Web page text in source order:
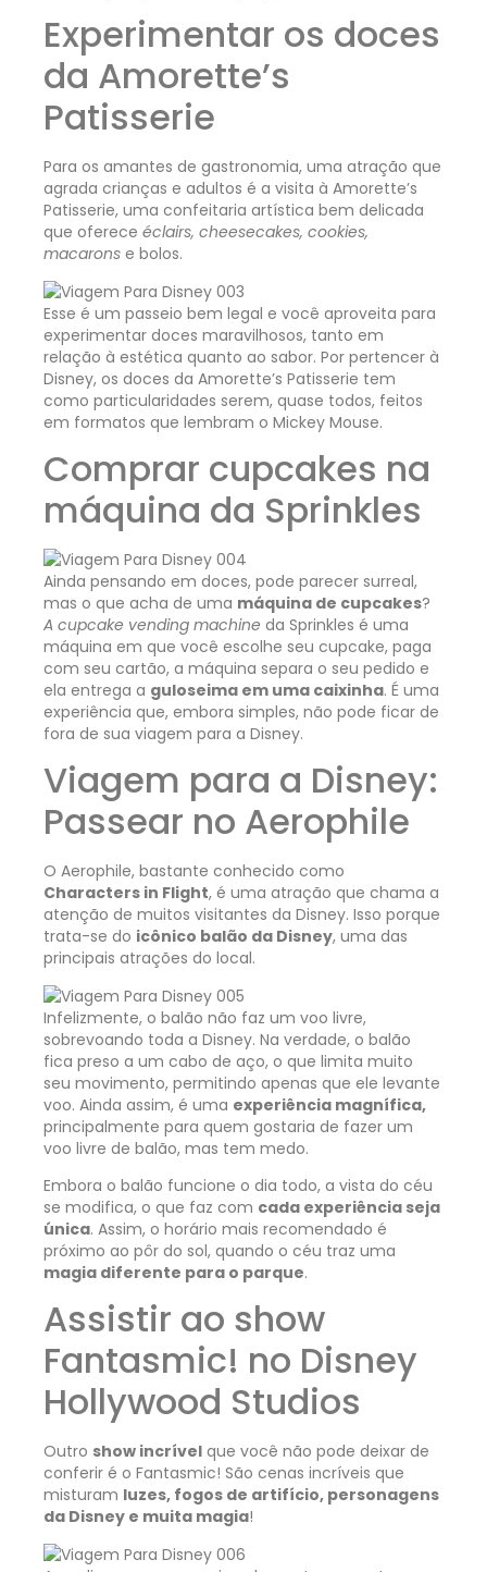
Experimentar os doces
da Amorette’s
Patisserie
Para os amantes de gastronomia, uma atração que
agrada crianças e adultos é a visita à Amorette’s
Patisserie, uma confeitaria artística bem delicada
que oferece éclairs, cheesecakes, cookies,
macarons e bolos.
Esse é um passeio bem legal e você aproveita para
experimentar doces maravilhosos, tanto em
relação à estética quanto ao sabor. Por pertencer à
Disney, os doces da Amorette’s Patisserie tem
como particularidades serem, quase todos, feitos
em formatos que lembram o Mickey Mouse.
Comprar cupcakes na
máquina da Sprinkles
Ainda pensando em doces, pode parecer surreal,
mas o que acha de uma máquina de cupcakes?
A cupcake vending machine da Sprinkles é uma
máquina em que você escolhe seu cupcake, paga
com seu cartão, a máquina separa o seu pedido e
ela entrega a guloseima em uma caixinha. É uma
experiência que, embora simples, não pode ficar de
fora de sua viagem para a Disney.
Viagem para a Disney:
Passear no Aerophile
O Aerophile, bastante conhecido como
Characters in Flight, é uma atração que chama a
atenção de muitos visitantes da Disney. Isso porque
trata-se do icônico balão da Disney, uma das
principais atrações do local.
Infelizmente, o balão não faz um voo livre,
sobrevoando toda a Disney. Na verdade, o balão
fica preso a um cabo de aço, o que limita muito
seu movimento, permitindo apenas que ele levante
voo. Ainda assim, é uma experiência magnífica,
principalmente para quem gostaria de fazer um
voo livre de balão, mas tem medo.
Embora o balão funcione o dia todo, a vista do céu
se modifica, o que faz com cada experiência seja
única. Assim, o horário mais recomendado é
próximo ao pôr do sol, quando o céu traz uma
magia diferente para o parque.
Assistir ao show
Fantasmic! no Disney
Hollywood Studios
Outro show incrível que você não pode deixar de
conferir é o Fantasmic! São cenas incríveis que
misturam luzes, fogos de artifício, personagens
da Disney e muita magia!